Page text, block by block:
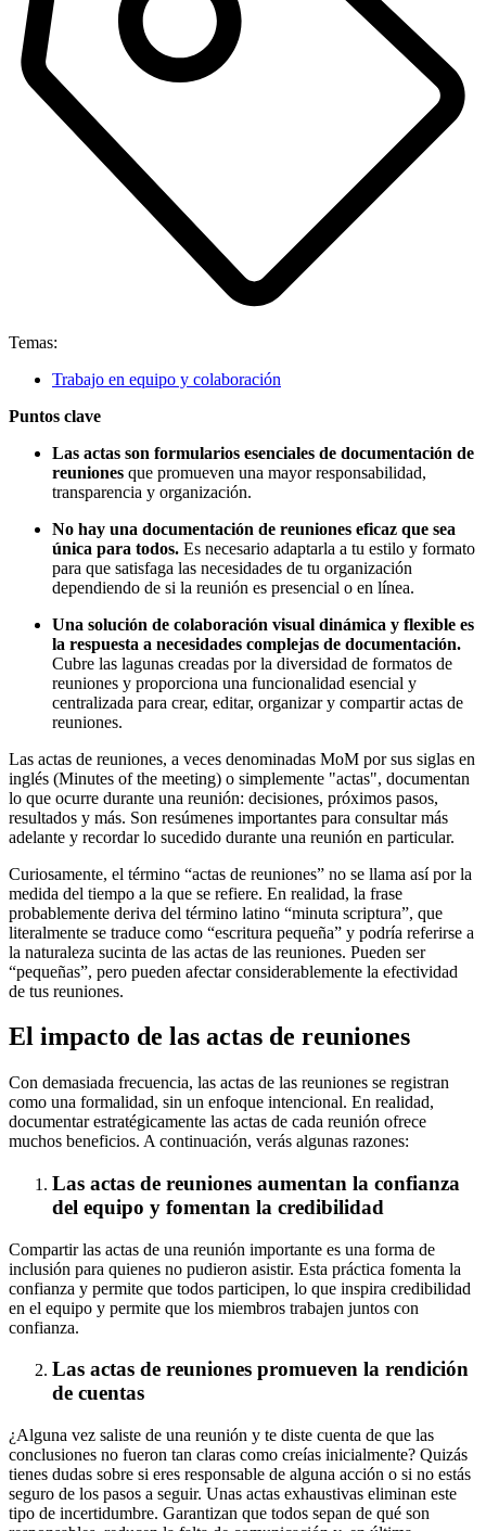
Temas:
Trabajo en equipo y colaboración
Puntos clave
Las actas son formularios esenciales de documentación de
reuniones que promueven una mayor responsabilidad,
transparencia y organización.
No hay una documentación de reuniones eficaz que sea
única para todos. Es necesario adaptarla a tu estilo y formato
para que satisfaga las necesidades de tu organización
dependiendo de si la reunión es presencial o en línea.
Una solución de colaboración visual dinámica y flexible es
la respuesta a necesidades complejas de documentación.
Cubre las lagunas creadas por la diversidad de formatos de
reuniones y proporciona una funcionalidad esencial y
centralizada para crear, editar, organizar y compartir actas de
reuniones.
Las actas de reuniones, a veces denominadas MoM por sus siglas en
inglés (Minutes of the meeting) o simplemente "actas", documentan
lo que ocurre durante una reunión: decisiones, próximos pasos,
resultados y más. Son resúmenes importantes para consultar más
adelante y recordar lo sucedido durante una reunión en particular.
Curiosamente, el término “actas de reuniones” no se llama así por la
medida del tiempo a la que se refiere. En realidad, la frase
probablemente deriva del término latino “minuta scriptura”, que
literalmente se traduce como “escritura pequeña” y podría referirse a
la naturaleza sucinta de las actas de las reuniones. Pueden ser
“pequeñas”, pero pueden afectar considerablemente la efectividad
de tus reuniones.
El impacto de las actas de reuniones
Con demasiada frecuencia, las actas de las reuniones se registran
como una formalidad, sin un enfoque intencional. En realidad,
documentar estratégicamente las actas de cada reunión ofrece
muchos beneficios. A continuación, verás algunas razones:
Las actas de reuniones aumentan la confianza
del equipo y fomentan la credibilidad
Compartir las actas de una reunión importante es una forma de
inclusión para quienes no pudieron asistir. Esta práctica fomenta la
confianza y permite que todos participen, lo que inspira credibilidad
en el equipo y permite que los miembros trabajen juntos con
confianza.
Las actas de reuniones promueven la rendición
de cuentas
¿Alguna vez saliste de una reunión y te diste cuenta de que las
conclusiones no fueron tan claras como creías inicialmente? Quizás
tienes dudas sobre si eres responsable de alguna acción o si no estás
seguro de los pasos a seguir. Unas actas exhaustivas eliminan este
tipo de incertidumbre. Garantizan que todos sepan de qué son